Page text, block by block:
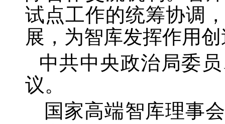
试点工作的统筹协调
展，为智库发挥作用
中共中央政治局委
议。
国家高端智库理事